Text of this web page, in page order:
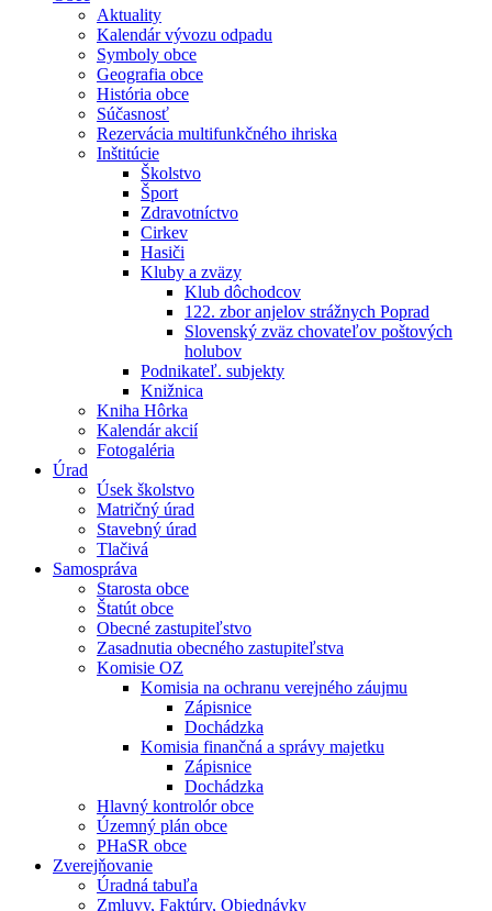
Aktuality
Kalendár vývozu odpadu
Symboly obce
Geografia obce
História obce
Súčasnosť
Rezervácia multifunkčného ihriska
Inštitúcie
Školstvo
Šport
Zdravotníctvo
Cirkev
Hasiči
Kluby a zväzy
Klub dôchodcov
122. zbor anjelov strážnych Poprad
Slovenský zväz chovateľov poštových
holubov
Podnikateľ. subjekty
Knižnica
Kniha Hôrka
Kalendár akcií
Fotogaléria
Úrad
Úsek školstvo
Matričný úrad
Stavebný úrad
Tlačivá
Samospráva
Starosta obce
Štatút obce
Obecné zastupiteľstvo
Zasadnutia obecného zastupiteľstva
Komisie OZ
Komisia na ochranu verejného záujmu
Zápisnice
Dochádzka
Komisia finančná a správy majetku
Zápisnice
Dochádzka
Hlavný kontrolór obce
Územný plán obce
PHaSR obce
Zverejňovanie
Úradná tabuľa
Zmluvy, Faktúry, Objednávky